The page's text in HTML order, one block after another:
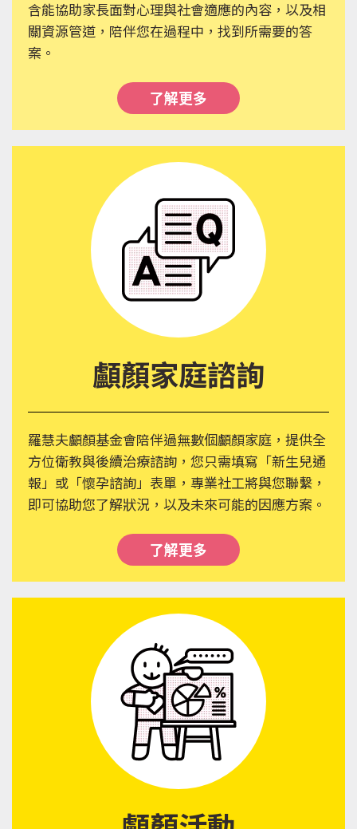
含能協助家長面對心理與社會適應的內容，以及相
關資源管道，陪伴您在過程中，找到所需要的答
案。
了解更多
顱顏家庭諮詢
羅慧夫顱顏基金會陪伴過無數個顱顏家庭，提供全
方位衛教與後續治療諮詢，您只需填寫「新生兒通
報」或「懷孕諮詢」表單，專業社工將與您聯繫，
即可協助您了解狀況，以及未來可能的因應方案。
了解更多